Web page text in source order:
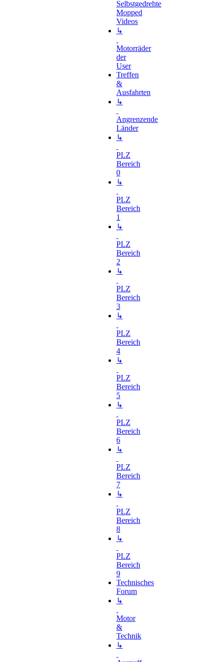
Selbstgedrehte
Mopped
Videos
↳
Motorräder
der
User
Treffen
&
Ausfahrten
↳
Angrenzende
Länder
↳
PLZ
Bereich
0
↳
PLZ
Bereich
1
↳
PLZ
Bereich
2
↳
PLZ
Bereich
3
↳
PLZ
Bereich
4
↳
PLZ
Bereich
5
↳
PLZ
Bereich
6
↳
PLZ
Bereich
7
↳
PLZ
Bereich
8
↳
PLZ
Bereich
9
Technisches
Forum
↳
Motor
&
Technik
↳